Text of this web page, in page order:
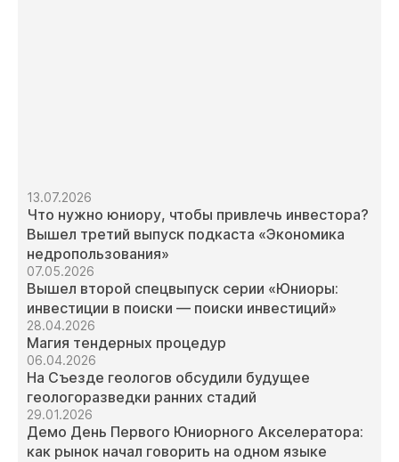
13.07.2026
Что нужно юниору, чтобы привлечь инвестора?
Вышел третий выпуск подкаста «Экономика
недропользования»
07.05.2026
Вышел второй спецвыпуск серии «Юниоры:
инвестиции в поиски — поиски инвестиций»
28.04.2026
Магия тендерных процедур
06.04.2026
На Съезде геологов обсудили будущее
геологоразведки ранних стадий
29.01.2026
Демо День Первого Юниорного Акселератора:
как рынок начал говорить на одном языке